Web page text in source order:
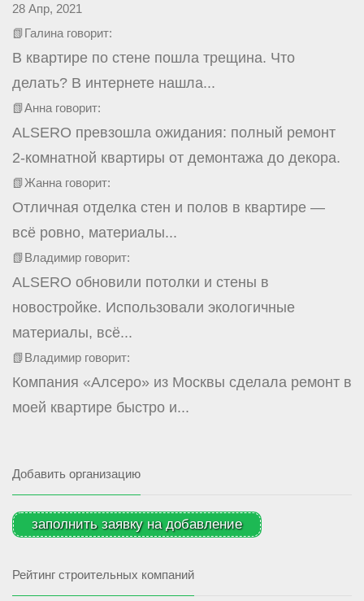
28 Апр, 2021
📗Галина говорит:
В квартире по стене пошла трещина. Что
делать? В интернете нашла...
📗Анна говорит:
ALSERO превзошла ожидания: полный ремонт
2-комнатной квартиры от демонтажа до декора.
📗Жанна говорит:
Отличная отделка стен и полов в квартире —
всё ровно, материалы...
📗Владимир говорит:
ALSERO обновили потолки и стены в
новостройке. Использовали экологичные
материалы, всё...
📗Владимир говорит:
Компания «Алсеро» из Москвы сделала ремонт в
моей квартире быстро и...
Добавить организацию
заполнить заявку на добавление
Рейтинг строительных компаний